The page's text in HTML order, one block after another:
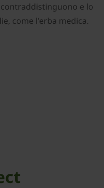
e lo
come l'erba medica.